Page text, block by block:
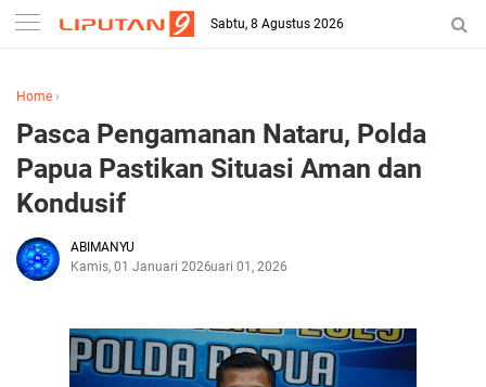
Sabtu, 8 Agustus 2026
Home ›
Pasca Pengamanan Nataru, Polda
Papua Pastikan Situasi Aman dan
Kondusif
ABIMANYU
Kamis, 01 Januari 2026Januari 01, 2026